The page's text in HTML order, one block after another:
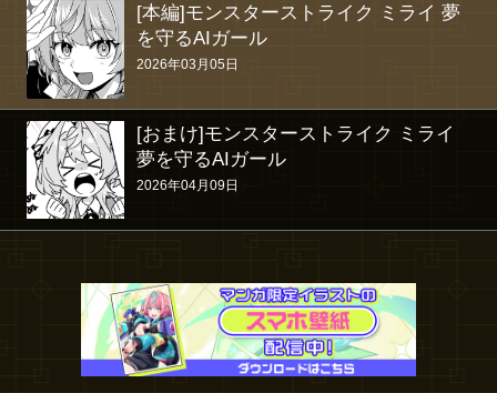
[本編]モンスターストライク ミライ 夢
を守るAIガール
2026年03月05日
[おまけ]モンスターストライク ミライ
夢を守るAIガール
2026年04月09日